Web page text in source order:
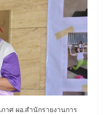
ศ ผอ.สำนักรายงานการ